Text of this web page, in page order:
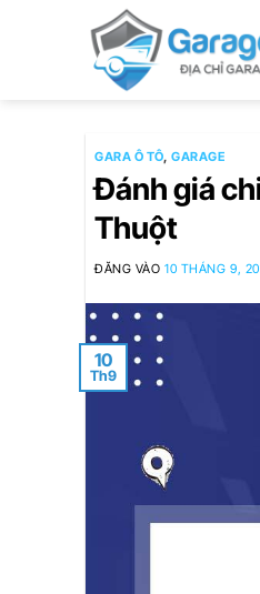
GARA Ô TÔ,GARAGE
Đánh giá
Thuột
ĐĂNG VÀO10 THÁNG 9,
10
Th9